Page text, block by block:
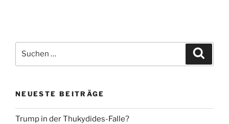
nach:
NEUESTE BEITRÄGE
Trump in der Thukydides-Falle?